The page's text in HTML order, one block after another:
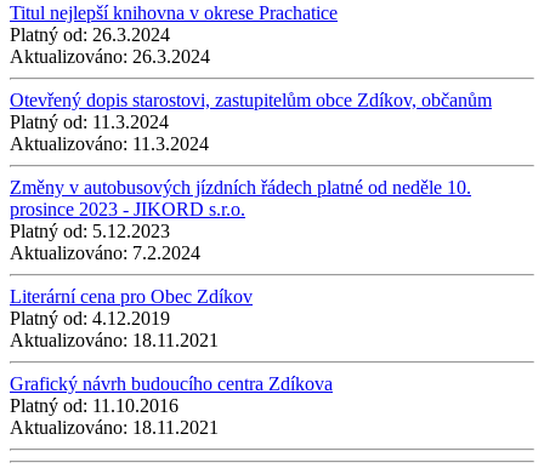
Titul nejlepší knihovna v okrese Prachatice
Platný od: 26.3.2024
Aktualizováno: 26.3.2024
Otevřený dopis starostovi, zastupitelům obce Zdíkov, občanům
Platný od: 11.3.2024
Aktualizováno: 11.3.2024
Změny v autobusových jízdních řádech platné od neděle 10.
prosince 2023 - JIKORD s.r.o.
Platný od: 5.12.2023
Aktualizováno: 7.2.2024
Literární cena pro Obec Zdíkov
Platný od: 4.12.2019
Aktualizováno: 18.11.2021
Grafický návrh budoucího centra Zdíkova
Platný od: 11.10.2016
Aktualizováno: 18.11.2021